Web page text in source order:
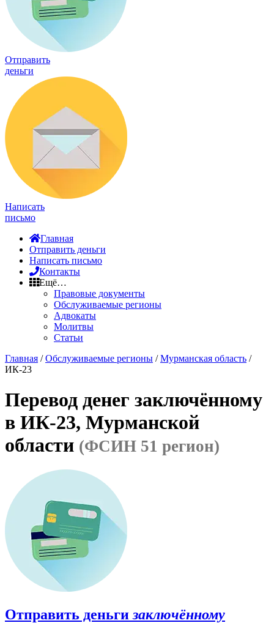
Отправить
деньги
Написать
письмо
Главная
Отправить деньги
Написать письмо
Контакты
Ещё…
Правовые документы
Обслуживаемые регионы
Адвокаты
Молитвы
Статьи
Главная /Обслуживаемые регионы /Мурманская область /
ИК-23
Перевод денег заключённому
в ИК-23, Мурманской
области (ФСИН 51 регион)
Отправить деньги заключённому